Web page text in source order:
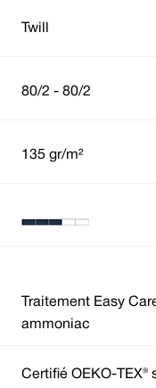
Twill
80/2 - 80/2
135 gr/m²
Traitement Easy
ammoniac
Certifié OEKO-TEX®